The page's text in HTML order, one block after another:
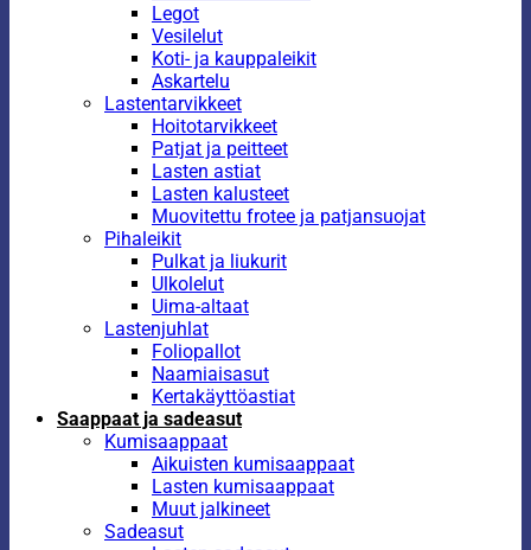
Legot
Vesilelut
Koti- ja kauppaleikit
Askartelu
Lastentarvikkeet
Hoitotarvikkeet
Patjat ja peitteet
Lasten astiat
Lasten kalusteet
Muovitettu frotee ja patjansuojat
Pihaleikit
Pulkat ja liukurit
Ulkolelut
Uima-altaat
Lastenjuhlat
Foliopallot
Naamiaisasut
Kertakäyttöastiat
Saappaat ja sadeasut
Kumisaappaat
Aikuisten kumisaappaat
Lasten kumisaappaat
Muut jalkineet
Sadeasut